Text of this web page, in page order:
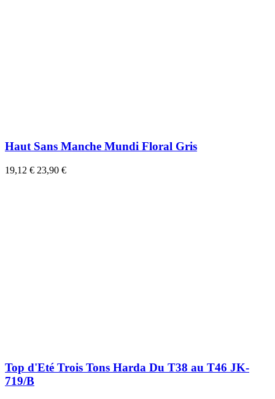
Haut Sans Manche Mundi Floral Gris
19,12 € 23,90 €
Top d'Eté Trois Tons Harda Du T38 au T46 JK-
719/B